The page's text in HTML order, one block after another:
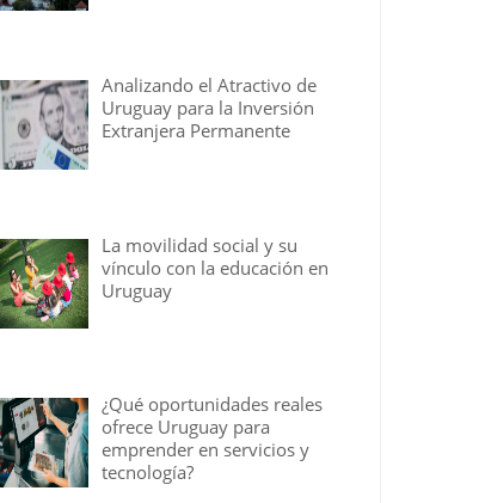
Analizando el Atractivo de
Uruguay para la Inversión
Extranjera Permanente
La movilidad social y su
vínculo con la educación en
Uruguay
¿Qué oportunidades reales
ofrece Uruguay para
emprender en servicios y
tecnología?